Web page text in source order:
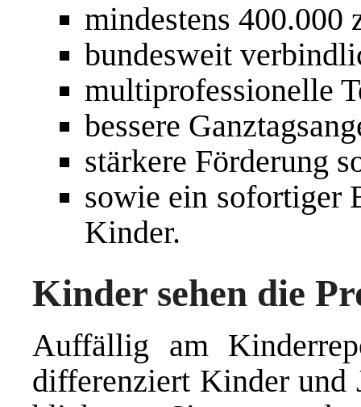
mindestens 400.000
bundesweit
multiprofessionelle
bessere
stärkere Förderung
sowie ein sofortiger
Kinder.
Kinder sehen die
Auffällig am
differenziert Kinder und